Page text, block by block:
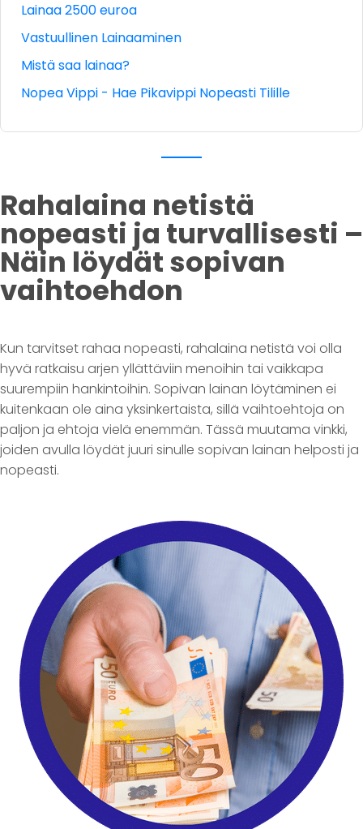
Lainaa 2500 euroa
Vastuullinen Lainaaminen
Mistä saa lainaa?
Nopea Vippi - Hae Pikavippi Nopeasti Tilille
Rahalaina netistä
nopeasti ja turvallisesti –
Näin löydät sopivan
vaihtoehdon
Kun tarvitset rahaa nopeasti, rahalaina netistä voi olla
hyvä ratkaisu arjen yllättäviin menoihin tai vaikkapa
suurempiin hankintoihin. Sopivan lainan löytäminen ei
kuitenkaan ole aina yksinkertaista, sillä vaihtoehtoja on
paljon ja ehtoja vielä enemmän. Tässä muutama vinkki,
joiden avulla löydät juuri sinulle sopivan lainan helposti ja
nopeasti.